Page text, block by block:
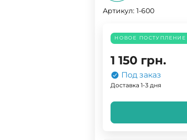
Артикул: 1-600
НОВОЕ ПОСТУПЛЕНИЕ
1 150 грн.
Под заказ
Доставка 1-3 дня